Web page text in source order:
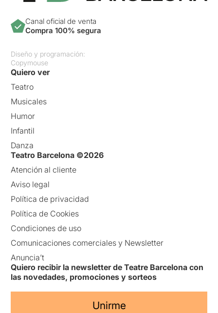
Canal oficial de venta
Compra 100% segura
Diseño y programación:
Copymouse
Quiero ver
Teatro
Musicales
Humor
Infantil
Danza
Teatro Barcelona ©2026
Atención al cliente
Aviso legal
Política de privacidad
Política de Cookies
Condiciones de uso
Comunicaciones comerciales y Newsletter
Anuncia’t
Quiero recibir la newsletter de Teatre Barcelona con
las novedades, promociones y sorteos
Unirme